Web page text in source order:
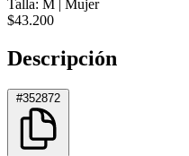
Talla: M | Mujer
$43.200
Descripción
#352872